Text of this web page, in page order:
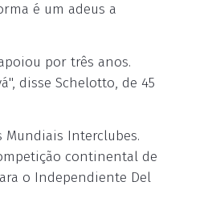
é um adeus a
por três anos.
disse Schelotto, de 45
Mundiais Interclubes.
continental de
o Independiente Del